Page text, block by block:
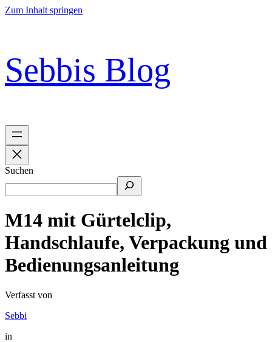
Zum Inhalt springen
Sebbis Blog
Suchen
M14 mit Gürtelclip,
Handschlaufe, Verpackung und
Bedienungsanleitung
Verfasst von
Sebbi
in